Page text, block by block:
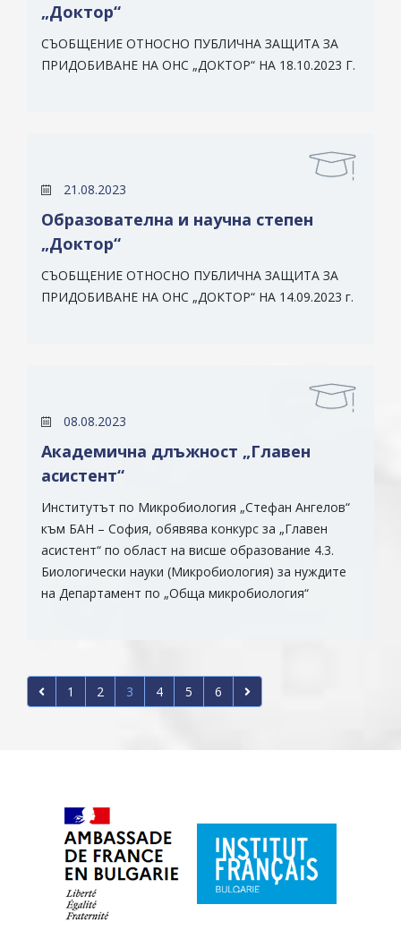
„Доктор“
СЪОБЩЕНИЕ ОТНОСНО ПУБЛИЧНА ЗАЩИТА ЗА
ПРИДОБИВАНЕ НА ОНС „ДОКТОР“ НА 18.10.2023 Г.
21.08.2023
Образователна и научна степен
„Доктор“
СЪОБЩЕНИЕ ОТНОСНО ПУБЛИЧНА ЗАЩИТА ЗА
ПРИДОБИВАНЕ НА ОНС „ДОКТОР“ НА 14.09.2023 г.
08.08.2023
Академична длъжност „Главен
асистент“
Институтът по Микробиология „Стефан Ангелов“
към БАН – София, обявява конкурс за „Главен
асистент“ по област на висше образование 4.3.
Биологически науки (Микробиология) за нуждите
на Департамент по „Обща микробиология“
1 2 3 4 5 6